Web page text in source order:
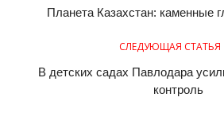
Планета Казахстан: каменные
СЛЕДУЮЩАЯ СТАТЬЯ
В детских садах Павлодара
контроль